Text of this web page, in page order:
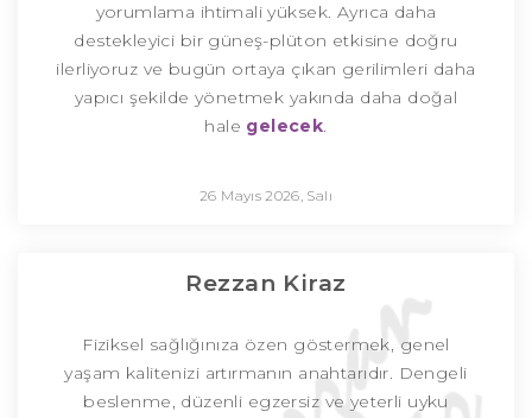
yorumlama ihtimali yüksek. Ayrıca daha
destekleyici bir güneş-plüton etkisine doğru
ilerliyoruz ve bugün ortaya çıkan gerilimleri daha
yapıcı şekilde yönetmek yakında daha doğal
hale gelecek.
26 Mayıs 2026, Salı
Rezzan Kiraz
Fiziksel sağlığınıza özen göstermek, genel
yaşam kalitenizi artırmanın anahtarıdır. Dengeli
beslenme, düzenli egzersiz ve yeterli uyku